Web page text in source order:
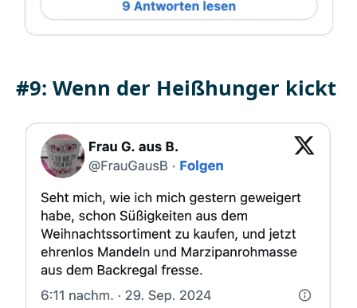
#9: Wenn der Heißhunger kickt